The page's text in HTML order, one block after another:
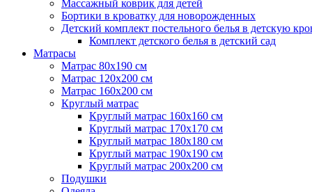
Массажный коврик для детей
Бортики в кроватку для новорожденных
Детский комплект постельного белья в детскую
Комплект детского белья в детский сад
Матрасы
Матрас 80х190 см
Матраc 120х200 см
Матрас 160х200 см
Круглый матрас
Круглый матрас 160х160 см
Круглый матрас 170х170 см
Круглый матрас 180х180 см
Круглый матрас 190х190 см
Круглый матрас 200х200 см
Подушки